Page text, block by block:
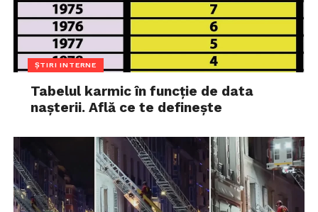
ȘTIRI INTERNE
Tabelul karmic în funcție de data
nașterii. Află ce te definește